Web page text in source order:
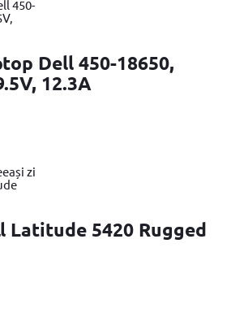
Dell 450-18650,
12.3A
zi
Latitude 5420 Rugged